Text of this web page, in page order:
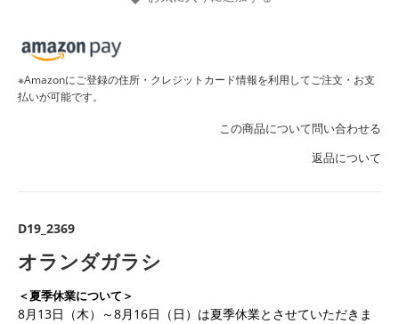
※Amazonにご登録の住所・クレジットカード情報を利用してご注文・お支
払いが可能です。
この商品について問い合わせる
返品について
D19_2369
オランダガラシ
＜夏季休業について＞
8月13日（木）～8月16日（日）は夏季休業とさせていただきま